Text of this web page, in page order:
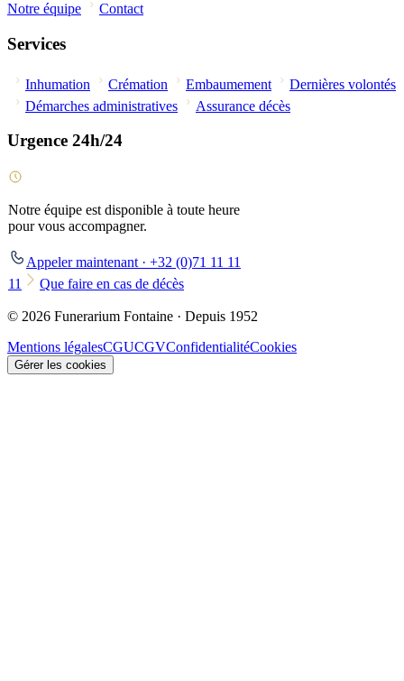
Notre équipe
Contact
Services
Inhumation Crémation Embaumement
Dernières volontés
Démarches administratives
Assurance décès
Urgence 24h/24
Notre équipe est disponible à toute heure
pour vous accompagner.
Appeler maintenant · +32 (0)71 11 11
11
Que faire en cas de décès
© 2026 Funerarium Fontaine · Depuis 1952
Mentions légalesCGUCGVConfidentialitéCookies
Gérer les cookies